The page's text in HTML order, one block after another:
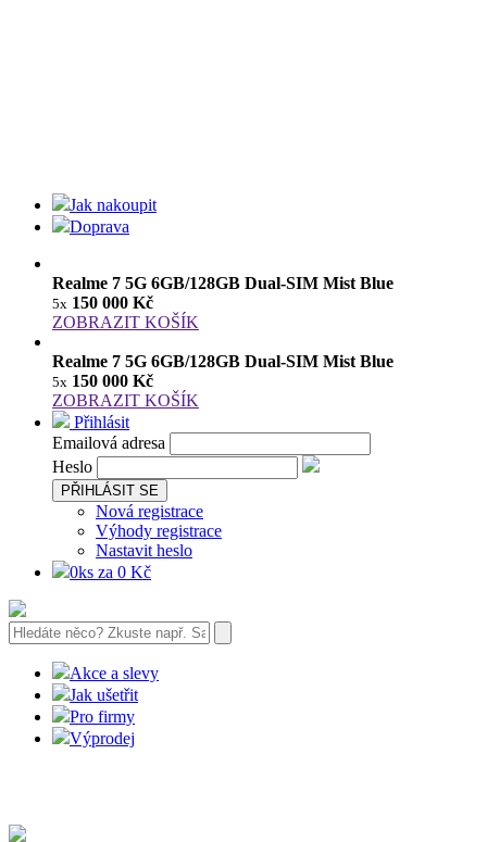
Jak nakoupit
Doprava
Realme 7 5G 6GB/128GB Dual-SIM Mist Blue
5x 150 000 Kč
ZOBRAZIT KOŠÍK
Realme 7 5G 6GB/128GB Dual-SIM Mist Blue
5x 150 000 Kč
ZOBRAZIT KOŠÍK
Přihlásit
Emailová adresa
Heslo
PŘIHLÁSIT SE
Nová registrace
Výhody registrace
Nastavit heslo
0ks za 0 Kč
Akce a slevy
Jak ušetřit
Pro firmy
Výprodej